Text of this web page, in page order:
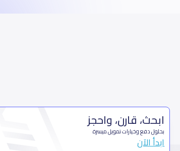
ابحث، قارن، واحجز
بحلول دفع وخيارات تمويل ميسرة
ابدأ الآن